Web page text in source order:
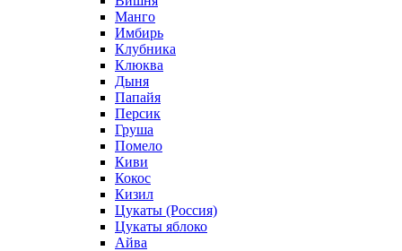
Манго
Имбирь
Клубника
Клюква
Дыня
Папайя
Персик
Груша
Помело
Киви
Кокос
Кизил
Цукаты (Россия)
Цукаты яблоко
Айва